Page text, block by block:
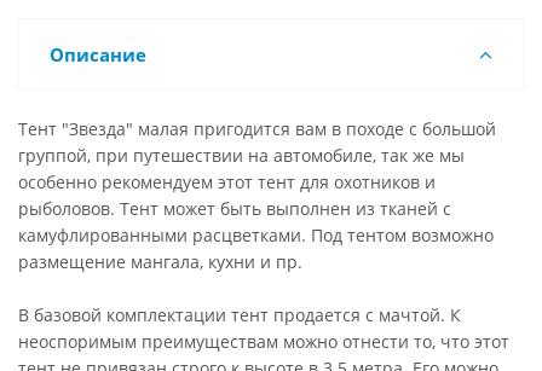
Описание
Тент "Звезда" малая пригодится вам в походе с большой
группой, при путешествии на автомобиле, так же мы
особенно рекомендуем этот тент для охотников и
рыболовов. Тент может быть выполнен из тканей с
камуфлированными расцветками. Под тентом возможно
размещение мангала, кухни и пр.
В базовой комплектации тент продается с мачтой. К
неоспоримым преимуществам можно отнести то, что этот